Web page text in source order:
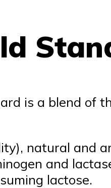
is a blend of
natural and
and
lactose.